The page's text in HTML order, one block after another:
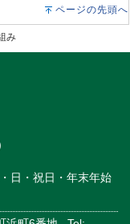
ページの先頭へ
み
日・祝日・年末年始